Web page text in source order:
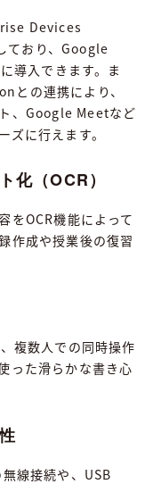
Devices
おり、Google
導入できます。ま
の連携により、
、Google Meetなど
に行えます。
化（OCR）
をOCR機能によって
作成や授業後の復習
複数人での同時操作
った滑らかな書き心
線接続や、USB